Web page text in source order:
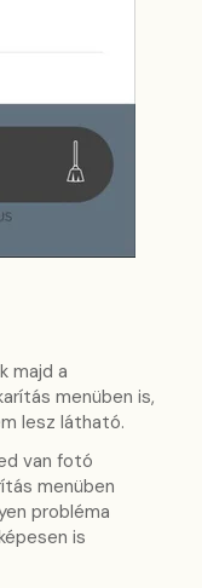
majd a
menüben is,
lesz látható.
van fotó
menüben
probléma
is